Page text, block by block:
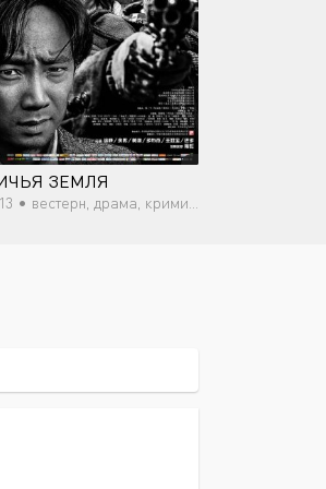
ЗЕМЛЯ
• вестерн, драма, криминал, триллер